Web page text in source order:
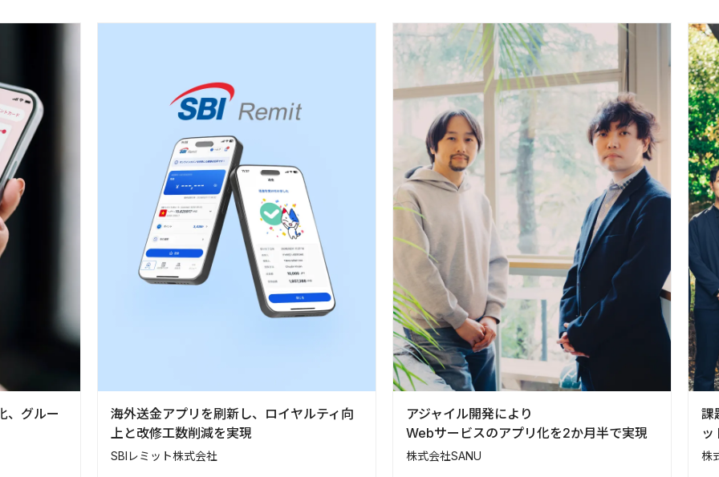
、グルー
海外送金アプリを刷新し、ロイヤルティ向
上と改修工数削減を実現
SBIレミット株式会社
アジャイル開発により
Webサービスのアプリ化を2か月半で実現
株式会社SANU
課
ッ
株